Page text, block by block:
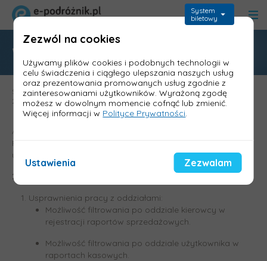
System
biletowy
Wersja 2.91.0 Informica
Strona główna>Aktualizacje - wykazy zmian>Wykaz zmian Informica
2.0
>Wersja 2.91.0 Informica
Aktualizacja zawiera m.in.: usprawnienia pracy z oddziałami,
Poprawienie błędów przypisywania RZ i wpłaty do
użytkownika.
29.04.2025
Usprawnienia pracy z oddziałami:
Możliwość filtrowania po oddziale kierowcy w
rejestracji raportów sprzedażowych.
Możliwość filtrowania po oddziale użytkownika w
raportach kasowych.
Zezwól na cookies
Używamy plików cookies i podobnych technologii w
celu świadczenia i ciągłego ulepszania naszych usług
oraz prezentowania promowanych usług zgodnie z
zainteresowaniami użytkowników. Wyrażoną zgodę
możesz w dowolnym momencie cofnąć lub zmienić.
Więcej informacji w Polityce Prywatności.
Ustawienia Zezwalam